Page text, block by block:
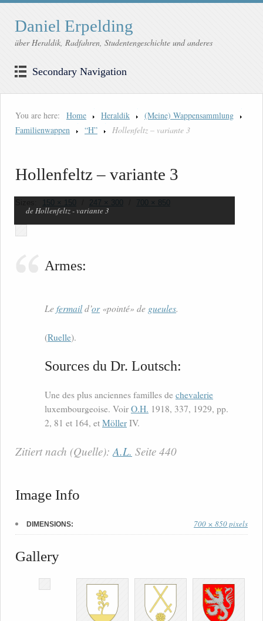
Daniel Erpelding
über Heraldik, Radfahren, Studentengeschichte und anderes
Secondary Navigation
You are here: Home Heraldik
(Meine) Wappensammlung
Familienwappen
“H” Hollenfeltz – variante 3
Hollenfeltz – variante 3
150 × 150 247 × 300 700 × 850
de Hollenfeltz - variante 3
Armes:
Lefermaild’or«pointé» de gueules.
(Ruelle).
Sources du Dr. Loutsch:
Une des plus anciennes familles de chevalerie
luxembourgeoise. Voir O.H. 1918, 337, 1929, pp.
2, 81 et 164, et Möller IV.
Zitiert nach (Quelle):A.L. Seite 440
Image Info
DIMENSIONS: 700 × 850 pixels
Gallery